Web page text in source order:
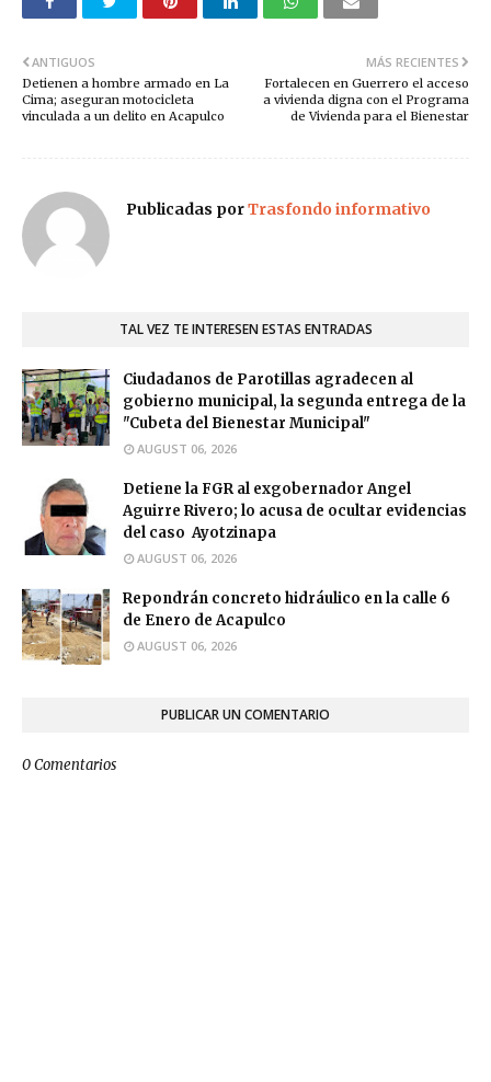
MÁS RECIENTES
Fortalecen en Guerrero el acceso
a vivienda digna con el Programa
de Vivienda para el Bienestar
ANTIGUOS
Detienen a hombre armado en La
Cima; aseguran motocicleta
vinculada a un delito en Acapulco
Publicadas porTrasfondo informativo
TAL VEZ TE INTERESEN ESTAS ENTRADAS
Ciudadanos de Parotillas agradecen al
gobierno municipal, la segunda entrega de la
"Cubeta del Bienestar Municipal"
AUGUST 06, 2026
Detiene la FGR al exgobernador Angel
Aguirre Rivero; lo acusa de ocultar evidencias
del caso Ayotzinapa
AUGUST 06, 2026
Repondrán concreto hidráulico en la calle 6
de Enero de Acapulco
AUGUST 06, 2026
PUBLICAR UN COMENTARIO
0 Comentarios